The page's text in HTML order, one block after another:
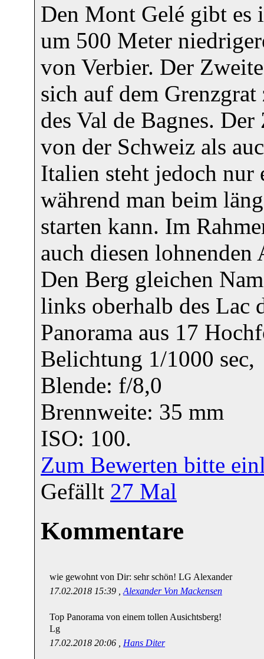
Den Mont Gelé gibt es
um 500 Meter
von Verbier. Der
sich auf dem
des Val de Bagnes.
von der Schweiz als
Italien steht jedoch nur
während man beim
starten kann. Im
auch diesen lohnenden
Den Berg gleichen
links oberhalb des Lac
Panorama aus 17
Belichtung 1/1000 sec,
Blende: f/8,0
Brennweite: 35 mm
ISO: 100.
Zum Bewerten bitte
Gefällt 27 Mal
Kommentare
wie gewohnt von Dir: sehr schön! LG Alexander
17.02.2018 15:39 , Alexander Von Mackensen
Top Panorama von einem tollen Ausichtsberg!
Lg
17.02.2018 20:06 , Hans Diter